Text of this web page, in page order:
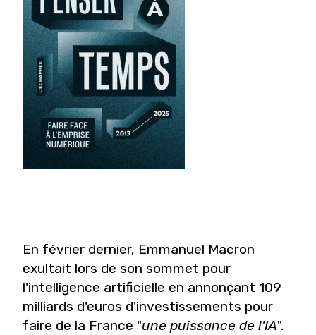
En février dernier, Emmanuel Macron
exultait lors de son sommet pour
l'intelligence artificielle en annonçant 109
milliards d'euros d'investissements pour
faire de la France "une puissance de l'IA".